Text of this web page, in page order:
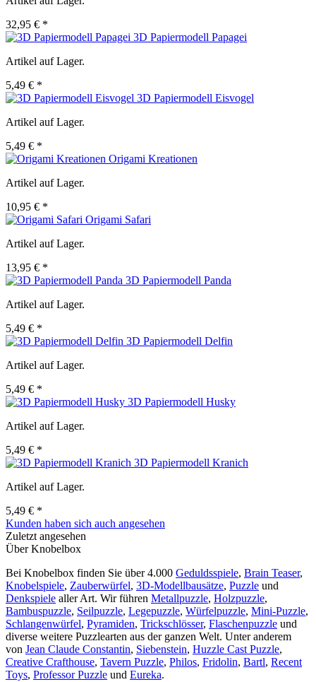
32,95 € *
3D Papiermodell Papagei
Artikel auf Lager.
5,49 € *
3D Papiermodell Eisvogel
Artikel auf Lager.
5,49 € *
Origami Kreationen
Artikel auf Lager.
10,95 € *
Origami Safari
Artikel auf Lager.
13,95 € *
3D Papiermodell Panda
Artikel auf Lager.
5,49 € *
3D Papiermodell Delfin
Artikel auf Lager.
5,49 € *
3D Papiermodell Husky
Artikel auf Lager.
5,49 € *
3D Papiermodell Kranich
Artikel auf Lager.
5,49 € *
Kunden haben sich auch angesehen
Zuletzt angesehen
Über Knobelbox
Bei Knobelbox finden Sie über 4.000 Geduldsspiele, Brain Teaser,
Knobelspiele, Zauberwürfel, 3D-Modellbausätze, Puzzle und
Denkspiele aller Art. Wir führen Metallpuzzle, Holzpuzzle,
Bambuspuzzle, Seilpuzzle, Legepuzzle, Würfelpuzzle, Mini-Puzzle,
Schlangenwürfel, Pyramiden, Trickschlösser, Flaschenpuzzle und
diverse weitere Puzzlearten aus der ganzen Welt. Unter anderem
von Jean Claude Constantin, Siebenstein, Huzzle Cast Puzzle,
Creative Crafthouse, Tavern Puzzle, Philos, Fridolin, Bartl, Recent
Toys, Professor Puzzle und Eureka.